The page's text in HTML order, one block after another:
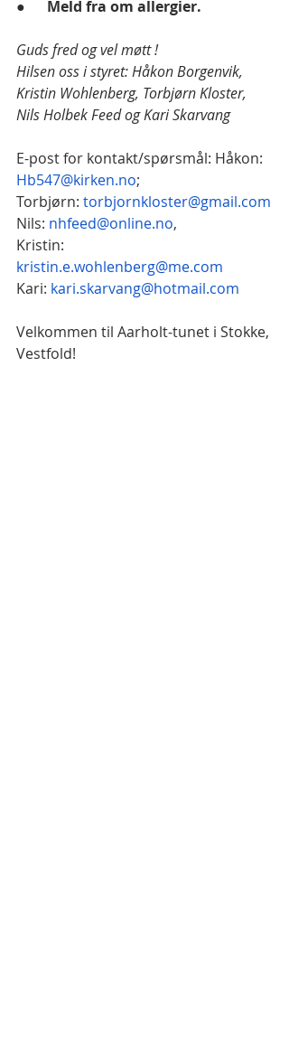
● Meld fra om allergier.
Guds fred og vel møtt !
Hilsen oss i styret: Håkon Borgenvik,
Kristin Wohlenberg, Torbjørn Kloster,
Nils Holbek Feed og Kari Skarvang
E-post for kontakt/spørsmål: Håkon:
Hb547@kirken.no;
Torbjørn: torbjornkloster@gmail.com
Nils: nhfeed@online.no,
Kristin:
kristin.e.wohlenberg@me.com
Kari: kari.skarvang@hotmail.com
Velkommen til Aarholt-tunet i Stokke,
Vestfold!